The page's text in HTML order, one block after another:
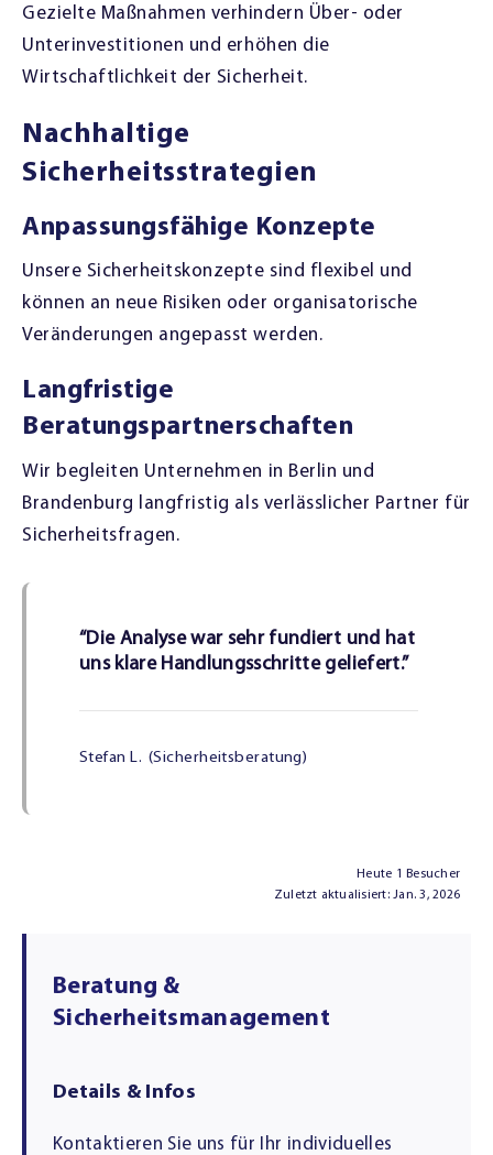
Gezielte Maßnahmen verhindern Über- oder
Unterinvestitionen und erhöhen die
Wirtschaftlichkeit der Sicherheit.
Nachhaltige
Sicherheitsstrategien
Anpassungsfähige Konzepte
Unsere Sicherheitskonzepte sind flexibel und
können an neue Risiken oder organisatorische
Veränderungen angepasst werden.
Langfristige
Beratungspartnerschaften
Wir begleiten Unternehmen in Berlin und
Brandenburg langfristig als verlässlicher Partner für
Sicherheitsfragen.
“Die Analyse war sehr fundiert und hat
uns klare Handlungsschritte geliefert.”
Stefan L. (Sicherheitsberatung)
Heute 1 Besucher
Zuletzt aktualisiert: Jan. 3, 2026
Beratung &
Sicherheitsmanagement
Details & Infos
Kontaktieren Sie uns für Ihr individuelles